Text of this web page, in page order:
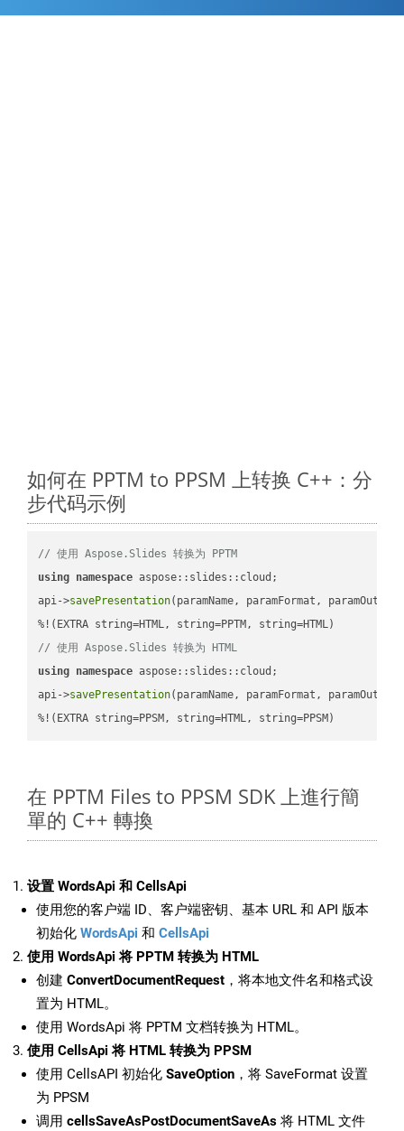
如何在 PPTM to PPSM 上转换 C++：分
步代码示例
// 使用 Aspose.Slides 转换为 PPTM
using namespace aspose::slides::cloud;
api->savePresentation(paramName, paramFormat,
// 使用 Aspose.Slides 转换为 HTML
using namespace aspose::slides::cloud;
api->savePresentation(paramName, paramFormat,
%!(EXTRA string=PPSM, string=HTML, string=PPSM)
在 PPTM Files to PPSM SDK 上進行簡
單的 C++ 轉換
设置 WordsApi 和 CellsApi
使用您的客户端 ID、客户端密钥、基本 URL 和 API 版本
初始化 WordsApi 和 CellsApi
使用 WordsApi 将 PPTM 转换为 HTML
创建 ConvertDocumentRequest ，将本地文件名和格式设
置为 HTML。
使用 WordsApi 将 PPTM 文档转换为 HTML。
使用 CellsApi 将 HTML 转换为 PPSM
使用 CellsAPI 初始化 SaveOption ，将 SaveFormat 设置
为 PPSM
调用 cellsSaveAsPostDocumentSaveAs 将 HTML 文件